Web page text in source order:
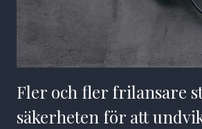
Fler och fler frilansare
säkerheten för att